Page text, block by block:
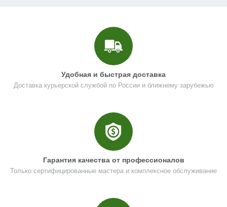
Удобная и быстрая доставка
Доставка курьерской службой по России и ближнему зарубежью
Гарантия качества от профессионалов
Только сертифицированные мастера и комплексное обслуживание